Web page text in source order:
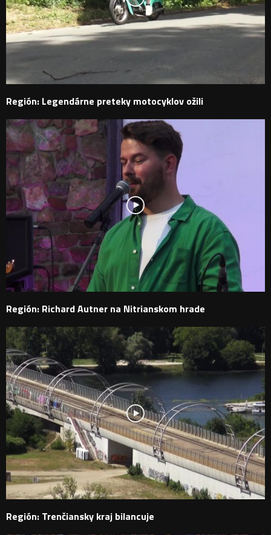
Región: Legendárne preteky motocyklov ožili
Región: Richard Autner na Nitrianskom hrade
Región: Trenčiansky kraj bilancuje